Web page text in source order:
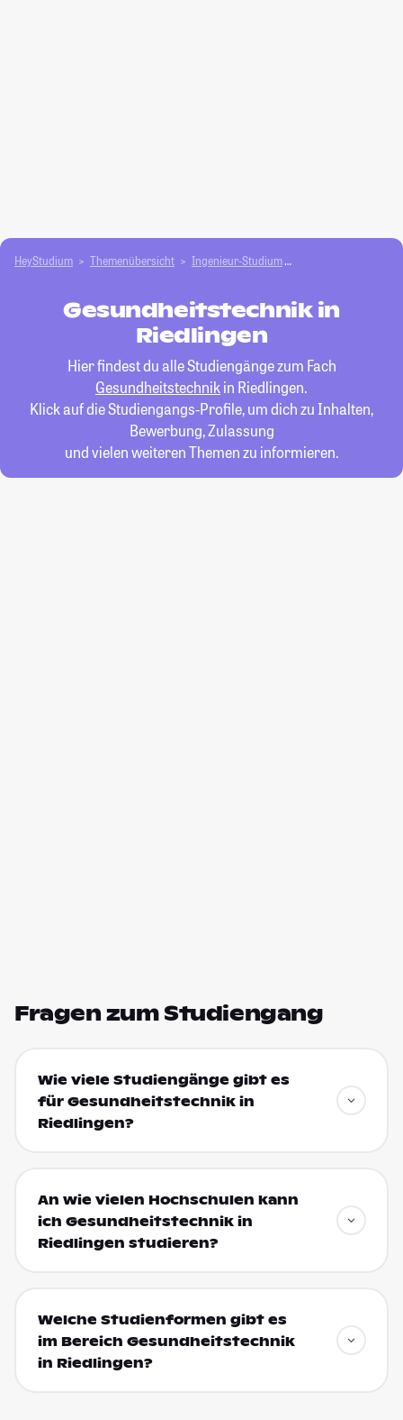
HeyStudium Themenübersicht Ingenieur-Studium
Gesundheitstechnik in
Riedlingen
Hier findest du alle Studiengänge zum Fach
Gesundheitstechnikin Riedlingen.
Klick auf die Studiengangs-Profile, um dich zu Inhalten,
Bewerbung, Zulassung
und vielen weiteren Themen zu informieren.
Fragen zum Studiengang
Wie viele Studiengänge gibt es
für Gesundheitstechnik in
Riedlingen?
An wie vielen Hochschulen kann
ich Gesundheitstechnik in
Riedlingen studieren?
Welche Studienformen gibt es
im Bereich Gesundheitstechnik
in Riedlingen?